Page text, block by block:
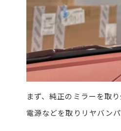
まず、純正のミラーを取り
電源などを取りリヤバン